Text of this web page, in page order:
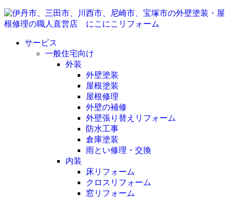
サービス
一般住宅向け
外装
外壁塗装
屋根塗装
屋根修理
外壁の補修
外壁張り替えリフォーム
防水工事
倉庫塗装
雨とい修理・交換
内装
床リフォーム
クロスリフォーム
窓リフォーム